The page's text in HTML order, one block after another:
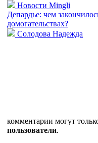
Новости Mingli
Депардье: чем
домогательствах?
Солодова Надежда
комментарии могут
пользователи.